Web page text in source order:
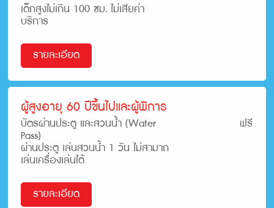
เด็กสูงไม่เกิน 100 ซม. ไม่เสียค่า
บริการ
รายละเอียด
ผู้สูงอายุ 60 ปีขึ้นไปและผู้พิการ
บัตรผ่านประตู และสวนน้ำ (Water
Pass)
ผ่านประตู เล่นสวนน้ำ 1 วัน ไม่สามาถ
เล่นเครื่องเล่นได้
ฟรี
รายละเอียด